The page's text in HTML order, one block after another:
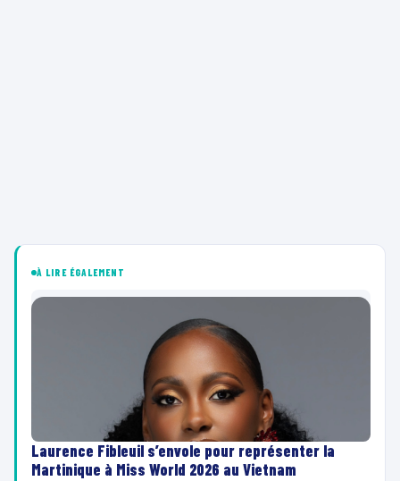
À LIRE ÉGALEMENT
Laurence Fibleuil s’envole pour représenter la
Martinique à Miss World 2026 au Vietnam